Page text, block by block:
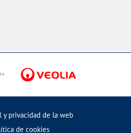
y privacidad de la web
de cookies